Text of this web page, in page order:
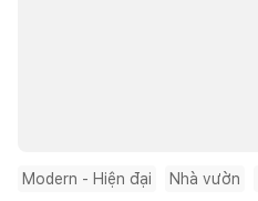
Modern - Hiện đại Nhà vườn